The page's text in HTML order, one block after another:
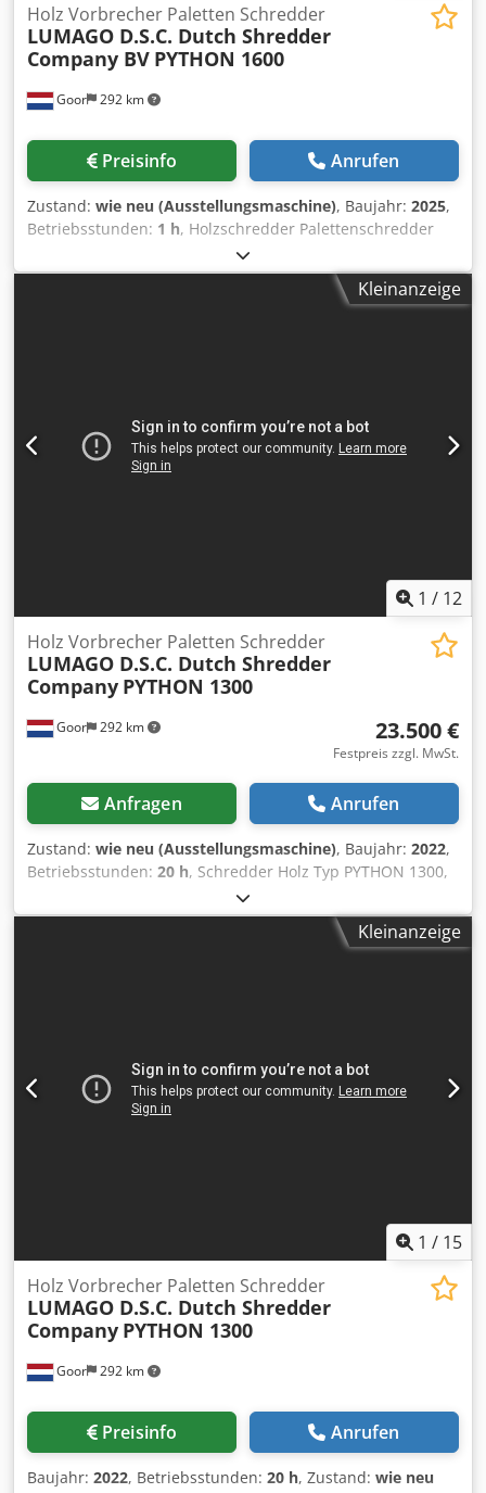
Goor 292 km
Holz Vorbrecher Paletten Schredder
LUMAGO D.S.C. Dutch Shredder
Company BV PYTHON 1600
Preisinfo Anrufen
Zustand: wie neu (Ausstellungsmaschine), Baujahr: 2025,
Betriebsstunden: 1 h, Holzschredder Palettenschredder
Typ PYTHON 1600, Antrieb 11 KW Elektromotor, 400V 50Hz•
Palettenschredder • Einfuhr Öffnung 1600 x 700mm •
Haubt Abmessung L 2400 x B 850 x H 1600mm • Austrag
RAL 3002 und RAL 7022 • (technische Änderungen
vorbehalten) • CE zertificiert und “Made in Holland”
Kleinanzeige
1 / 12
Goor 292 km
Holz Vorbrecher Paletten Schredder
LUMAGO D.S.C. Dutch Shredder
Company PYTHON 1300
23.500 €
Festpreis zzgl. MwSt.
Anfragen Anrufen
Zustand: wie neu (Ausstellungsmaschine), Baujahr: 2022,
Betriebsstunden: 20 h, Schredder Holz Typ PYTHON 1300,
Antrieb 7 KW Elektromotor, 400V 50Hz• • Einfuhr Öffnung
1300 x 700mm • Haubt Abmessung L 2100 x B 850 x H
1600mm Cjdef N Nk Hepfx Ah Eerf • Austrag Öffnung ca
vorbehalten) • CE zertificiert und “Made in Holland”
Kleinanzeige
1 / 15
Goor 292 km
Holz Vorbrecher Paletten Schredder
LUMAGO D.S.C. Dutch Shredder
Company PYTHON 1300
Preisinfo Anrufen
Baujahr: 2022, Betriebsstunden: 20 h, Zustand: wie neu